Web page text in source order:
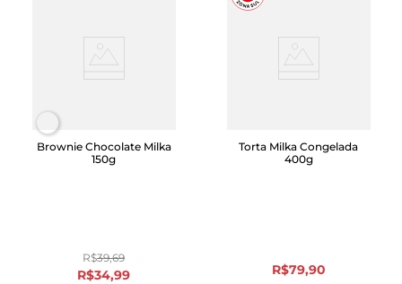
Brownie Chocolate Milka
150g
R$39,69
R$34,99
Torta Milka Congelada
400g
R$79,90